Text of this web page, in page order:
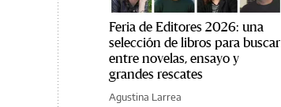
Feria de Editores 2026: una
selección de libros para buscar
entre novelas, ensayo y
grandes rescates
Agustina Larrea